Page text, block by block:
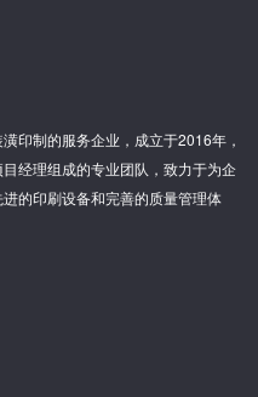
印制的服务企业，成立于2016年，
经理组成的专业团队，致力于为企
的印刷设备和完善的质量管理体